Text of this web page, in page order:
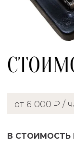
от 6 000 ₽ /
В СТОИМОСТЬ